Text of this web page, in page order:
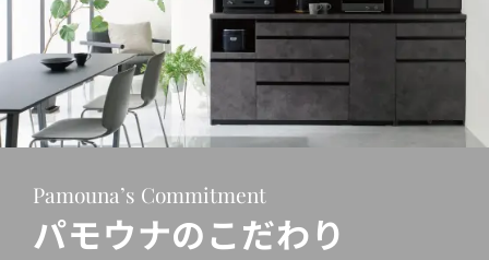
Pamouna’s Commitment
パモウナのこだわり